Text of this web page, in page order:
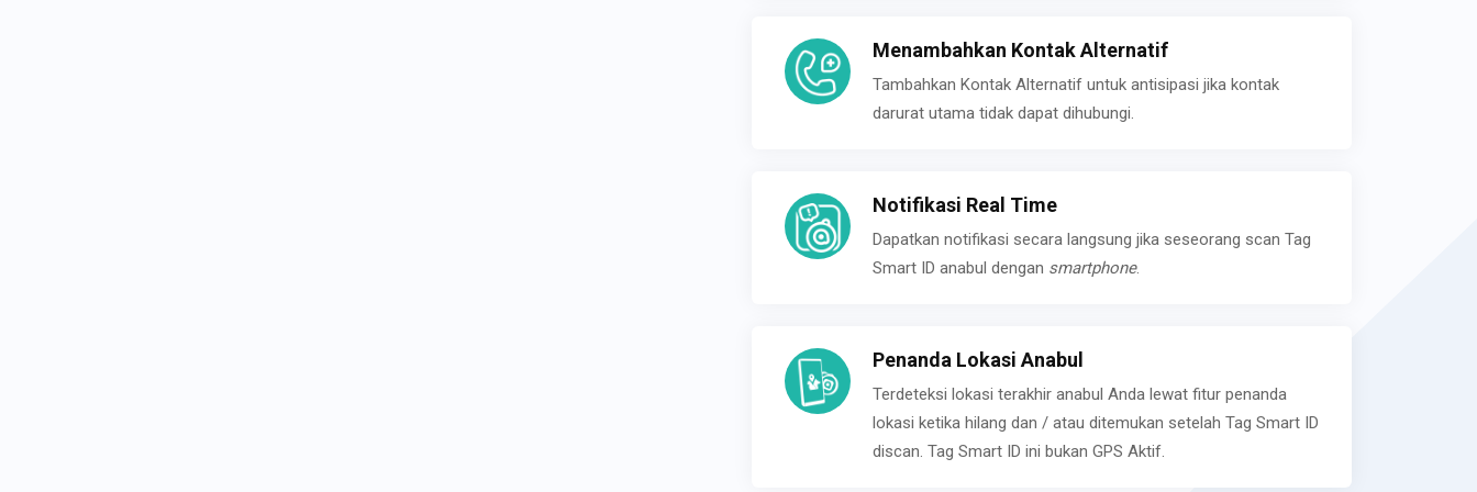
Menambahkan Kontak Alternatif
Tambahkan Kontak Alternatif untuk antisipasi jika kontak
darurat utama tidak dapat dihubungi.
Notifikasi Real Time
Dapatkan notifikasi secara langsung jika seseorang scan Tag
Smart ID anabul dengan smartphone.
Penanda Lokasi Anabul
Terdeteksi lokasi terakhir anabul Anda lewat fitur penanda
lokasi ketika hilang dan / atau ditemukan setelah Tag Smart ID
discan. Tag Smart ID ini bukan GPS Aktif.